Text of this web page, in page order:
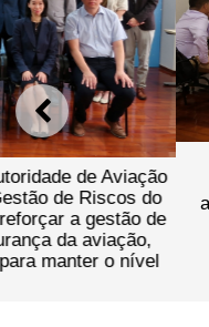
ANTERIOR
O “Workshop sobre
Interno” é um curso
aviação organizado
“Programa de
Segurança Aérea
Organização da